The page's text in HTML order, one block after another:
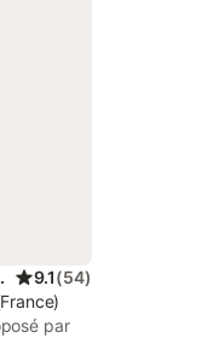
9.1(54)
par